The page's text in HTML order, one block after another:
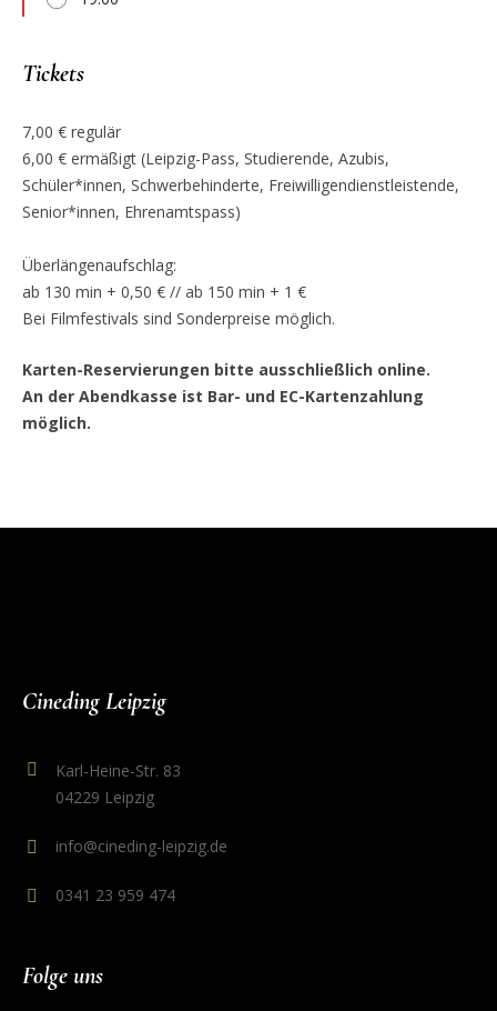
Tickets
7,00 € regulär
6,00 € ermäßigt (Leipzig-Pass, Studierende, Azubis,
Schüler*innen, Schwerbehinderte, Freiwilligendienstleistende,
Senior*innen, Ehrenamtspass)
Überlängenaufschlag:
ab 130 min + 0,50 € // ab 150 min + 1 €
Bei Filmfestivals sind Sonderpreise möglich.
Karten-Reservierungen bitte ausschließlich online.
An der Abendkasse ist Bar- und EC-Kartenzahlung
möglich.
Cineding Leipzig
Karl-Heine-Str. 83
04229 Leipzig
info@cineding-leipzig.de
0341 23 959 474
Folge uns